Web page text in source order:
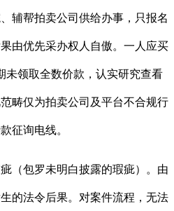
辅帮拍卖公司供给办事，只报名
由优先采办权人自傲。一人应买
未领取全数价款，认实研究查看
畴仅为拍卖公司及平台不合规行
征询电线。
包罗未明白披露的瑕疵）。由
的法令后果。对案件流程，无法